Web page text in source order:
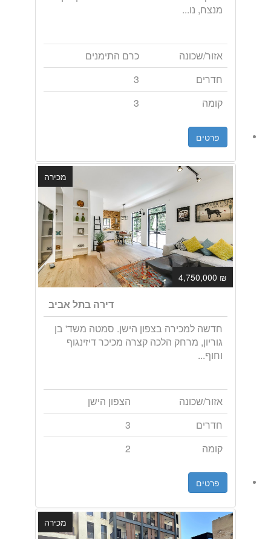
מנצח, נו...
אזור/שכונה
כרם התימנים
חדרים
3
קומה
3
פרטים
₪ 4,750,000
מכירה
דירה בתל אביב
חדשה למכירה בצפון הישן. סמטה משד' בן
גוריון, מרחק הלכה קצרה מכיכר דיזינגוף
וחוף...
אזור/שכונה
הצפון הישן
חדרים
3
קומה
2
פרטים
מכירה